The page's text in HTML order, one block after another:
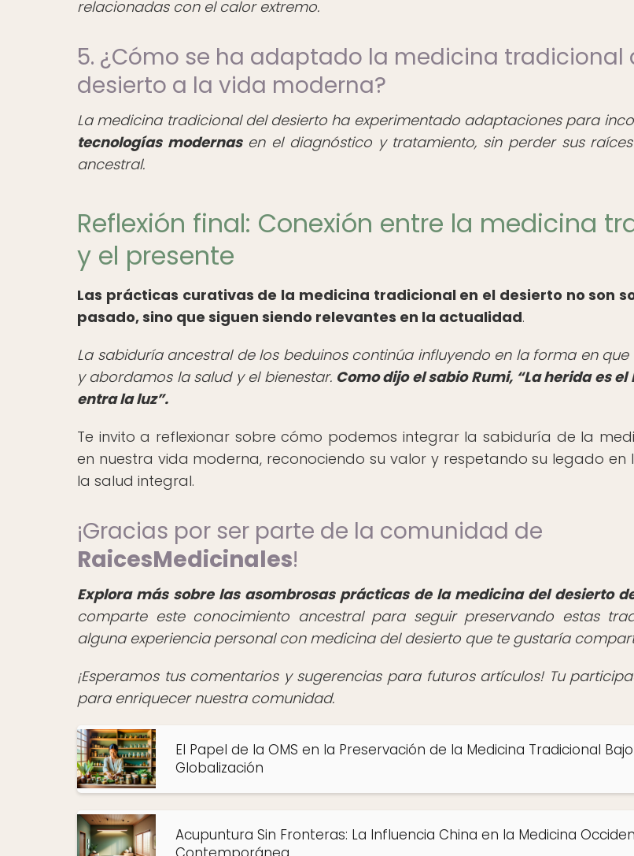
relacionadas con el calor extremo.
5. ¿Cómo se ha adaptado la medicina tradicional
desierto a la vida moderna?
La medicina tradicional del desierto ha experimentado adaptaciones para
tecnologías modernasen el diagnóstico y tratamiento, sin perder sus
ancestral.
Reflexión final: Conexión entre la medicina
y el presente
Las prácticas curativas de la medicina tradicional en el desierto no son
pasado, sino que siguen siendo relevantes en la actualidad.
La sabiduría ancestral de los beduinos continúa influyendo en la forma en
y abordamos la salud y el bienestar. Como dijo el sabio Rumi, La herida es
entra la luz .
Te invito a reflexionar sobre cómo podemos integrar la sabiduría de la
en nuestra vida moderna, reconociendo su valor y respetando su legado
la salud integral.
¡Gracias por ser parte de la comunidad de
RaicesMedicinales!
Explora más sobre las asombrosas prácticas de la medicina del desierto
comparte este conocimiento ancestral para seguir preservando estas
alguna experiencia personal con medicina del desierto que te gustaría
¡Esperamos tus comentarios y sugerencias para futuros artículos! Tu
para enriquecer nuestra comunidad.
El Papel de la OMS en la Preservación de la Medicina Tradicional
Globalización
Acupuntura Sin Fronteras: La Influencia China en la Medicina